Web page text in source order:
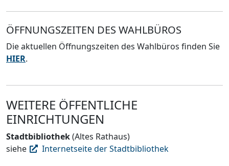
ÖFFNUNGSZEITEN DES WAHLBÜROS
Die aktuellen Öffnungszeiten des Wahlbüros finden Sie
HIER.
WEITERE ÖFFENTLICHE
EINRICHTUNGEN
Stadtbibliothek(Altes Rathaus)
siehe
Internetseite der Stadtbibliothek